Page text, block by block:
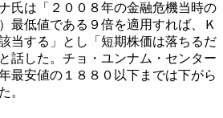
氏は「２００８年の金融危機当時の
最低値である９倍を適用すれば、Ｋ
当する」とし「短期株価は落ちるだ
話した。チョ・ユンナム・センター
最安値の１８８０以下までは下がら
。